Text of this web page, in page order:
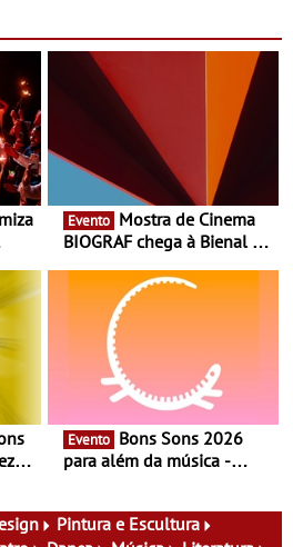
Evento
BIOGRAF chega à Bienal de
Documentário, ensaio
fílmico e práticas artísticas
Evento
para além da música -
atividades para toda a
Pintura e Escultura